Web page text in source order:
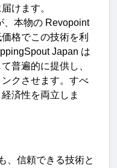
けます。
、本物の
Revopoint
格でこの技術を利
Japan は
普遍的に提供し、
クさせます。すべ
済性を両立しま
、信頼できる技術と